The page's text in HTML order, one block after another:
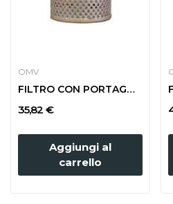
OMV
FILTRO CON PORTAGOMMA diam. 100
35,82 €
Aggiungi al
carrello